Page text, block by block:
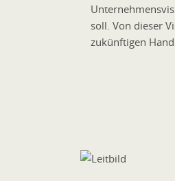
soll. Von dieser
zukünftigen